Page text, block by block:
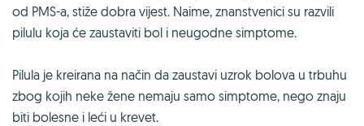
od PMS-a, stiže dobra vijest. Naime, znanstvenici su razvili
pilulu koja će zaustaviti bol i neugodne simptome.
Pilula je kreirana na način da zaustavi uzrok bolova u trbuhu
zbog kojih neke žene nemaju samo simptome, nego znaju
biti bolesne i leći u krevet.